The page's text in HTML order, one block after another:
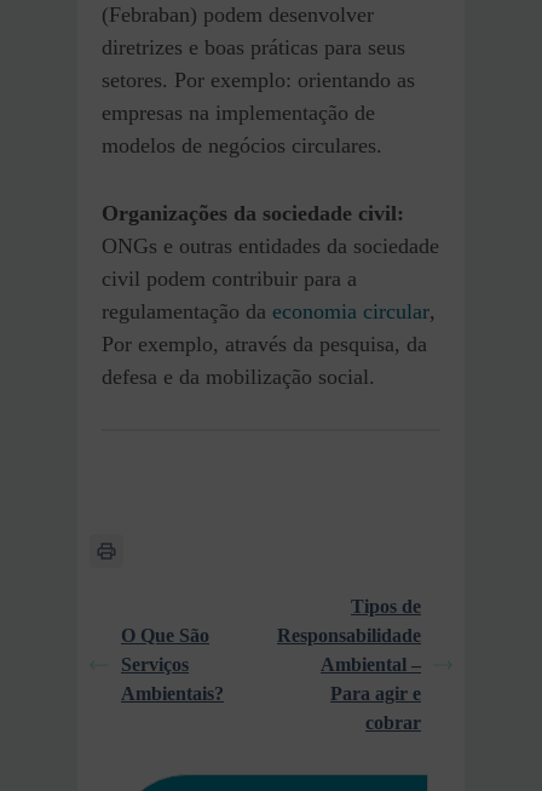
(Febraban) podem desenvolver
diretrizes e boas práticas para seus
setores. Por exemplo: orientando as
empresas na implementação de
modelos de negócios circulares.
Organizações da sociedade civil:
ONGs e outras entidades da sociedade
civil podem contribuir para a
regulamentação da economia circular,
Por exemplo, através da pesquisa, da
defesa e da mobilização social.
O Que São
Serviços
Ambientais?
Tipos de
Responsabilidade
Ambiental –
Para agir e
cobrar